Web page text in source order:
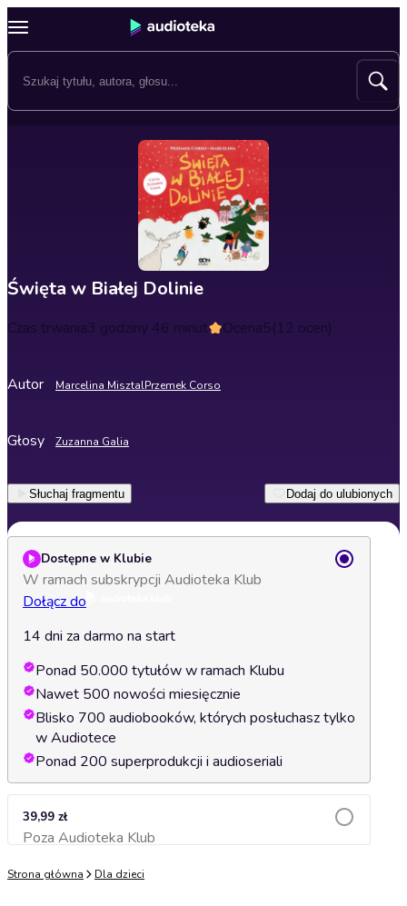
Święta w Białej Dolinie
Czas trwania3 godziny 46 minut Ocena5(12 ocen)
Autor Marcelina MisztalPrzemek Corso
Głosy Zuzanna Galia
Słuchaj fragmentu Dodaj do ulubionych
Dostępne w Klubie
W ramach subskrypcji Audioteka Klub
Dołącz do
14 dni za darmo na start
Ponad 50.000 tytułów w ramach Klubu
Nawet 500 nowości miesięcznie
Blisko 700 audiobooków, których posłuchasz tylko
w Audiotece
Ponad 200 superprodukcji i audioseriali
39,99 zł
Poza Audioteka KlubDodaj do koszyka
Strona główna Dla dzieci